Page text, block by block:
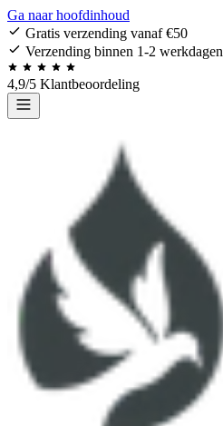
Ga naar hoofdinhoud
Gratis verzending vanaf €50
Verzending binnen 1-2 werkdagen
4,9/5 Klantbeoordeling